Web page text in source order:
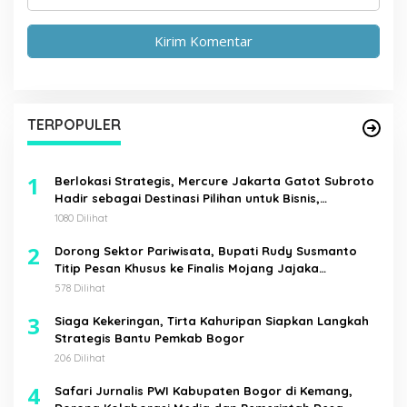
TERPOPULER
1
Berlokasi Strategis, Mercure Jakarta Gatot Subroto
Hadir sebagai Destinasi Pilihan untuk Bisnis,
Staycation, Meeting, dan Kuliner di Jakarta Selatan
1080 Dilihat
2
Dorong Sektor Pariwisata, Bupati Rudy Susmanto
Titip Pesan Khusus ke Finalis Mojang Jajaka
Kabupaten Bogor
578 Dilihat
3
Siaga Kekeringan, Tirta Kahuripan Siapkan Langkah
Strategis Bantu Pemkab Bogor
206 Dilihat
4
Safari Jurnalis PWI Kabupaten Bogor di Kemang,